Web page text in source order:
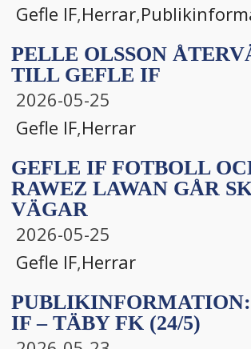
Gefle IF,Herrar,
PELLE OLSSON
TILL GEFLE IF
2026-05-25
Gefle IF,Herrar
GEFLE IF FOTBOLL
RAWEZ LAWAN GÅR
VÄGAR
2026-05-25
Gefle IF,Herrar
IF – TÄBY FK (24/5)